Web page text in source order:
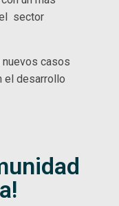
sector
nuevos casos
el desarrollo